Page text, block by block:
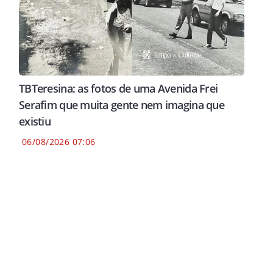
TBTeresina: as fotos de uma Avenida Frei
Serafim que muita gente nem imagina que
existiu
06/08/2026 07:06